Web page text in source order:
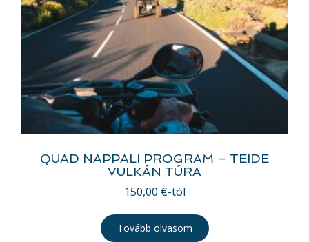
QUAD NAPPALI PROGRAM – TEIDE
VULKÁN TÚRA
150,00 €-tól
Tovább olvasom